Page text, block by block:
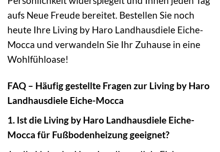
aufs Neue Freude bereitet. Bestellen Sie noch
heute Ihre Living by Haro Landhausdiele Eiche-
Mocca und verwandeln Sie Ihr Zuhause in eine
Wohlfühloase!
FAQ – Häufig gestellte Fragen zur Living by Haro
Landhausdiele Eiche-Mocca
1. Ist die Living by Haro Landhausdiele Eiche-
Mocca für Fußbodenheizung geeignet?